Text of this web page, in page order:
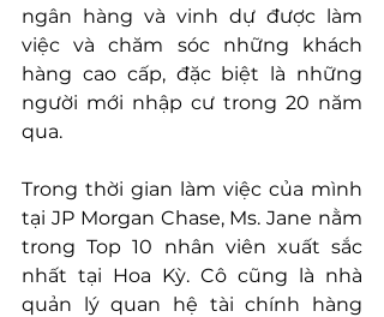
ngân hàng và vinh dự được làm
việc và chăm sóc những khách
hàng cao cấp, đặc biệt là những
người mới nhập cư trong 20 năm
qua.
Trong thời gian làm việc của mình
tại JP Morgan Chase, Ms. Jane nằm
trong Top 10 nhân viên xuất sắc
nhất tại Hoa Kỳ. Cô cũng là nhà
quản lý quan hệ tài chính hàng